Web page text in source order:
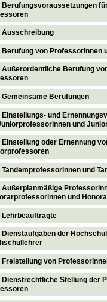
Berufungsvoraussetzungen
Ausschreibung
Berufung von Professorinnen
Außerordentliche Berufung
Gemeinsame Berufungen
Einstellungs- und
und
Einstellung oder Ernennung
Tandemprofessorinnen und
Außerplanmäßige
und
Lehrbeauftragte
Dienstaufgaben der
Freistellung von
Dienstrechtliche Stellung der